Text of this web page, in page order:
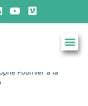
Fournier à la